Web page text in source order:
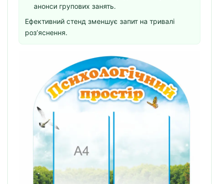
анонси групових занять.
Ефективний стенд зменшує запит на тривалі
роз’яснення.